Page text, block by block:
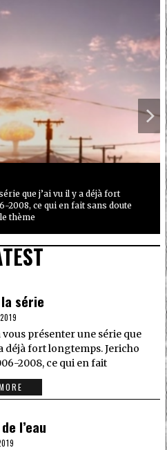
que j’ai vu il y a déjà fort
2008, ce qui en fait sans doute
thème
série
vous présenter une série que
déjà fort longtemps. Jericho
2008, ce qui en fait
l’eau